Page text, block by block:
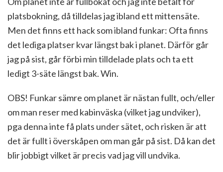
platsbokning, då tilldelas jag ibland ett mittensäte.
Men det finns ett hack som ibland funkar: Ofta finns
det lediga platser kvar längst bak i planet. Därför går
jag på sist, går förbi min tilldelade plats och ta ett
ledigt 3-säte längst bak. Win.
OBS! Funkar sämre om planet är nästan fullt, och/eller
om man reser med kabinväska (vilket jag undviker),
pga denna inte få plats under sätet, och risken är att
det är fullt i överskåpen om man går på sist. Då kan det
blir jobbigt vilket är precis vad jag vill undvika.